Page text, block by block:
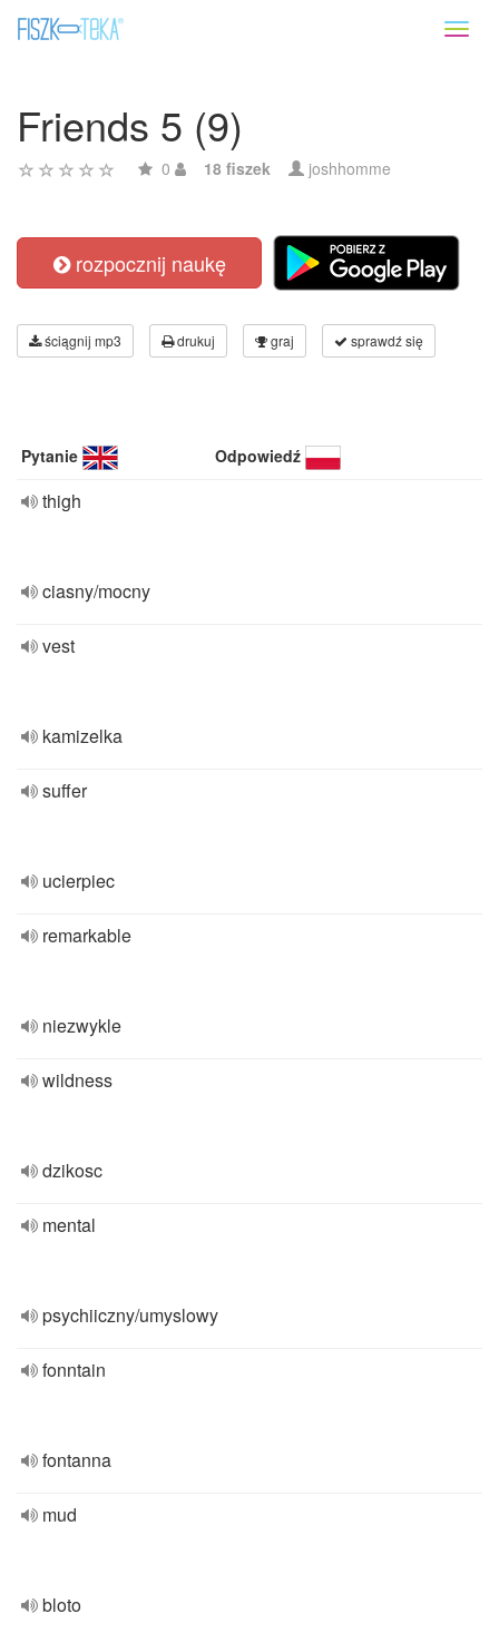
Friends 5 (9)
0 18 fiszek joshhomme
rozpocznij naukę
ściągnij mp3 drukuj graj sprawdź się
Pytanie Odpowiedź
thigh
ciasny/mocny
vest
kamizelka
suffer
ucierpiec
remarkable
niezwykle
wildness
dzikosc
mental
psychiiczny/umyslowy
fonntain
fontanna
mud
bloto